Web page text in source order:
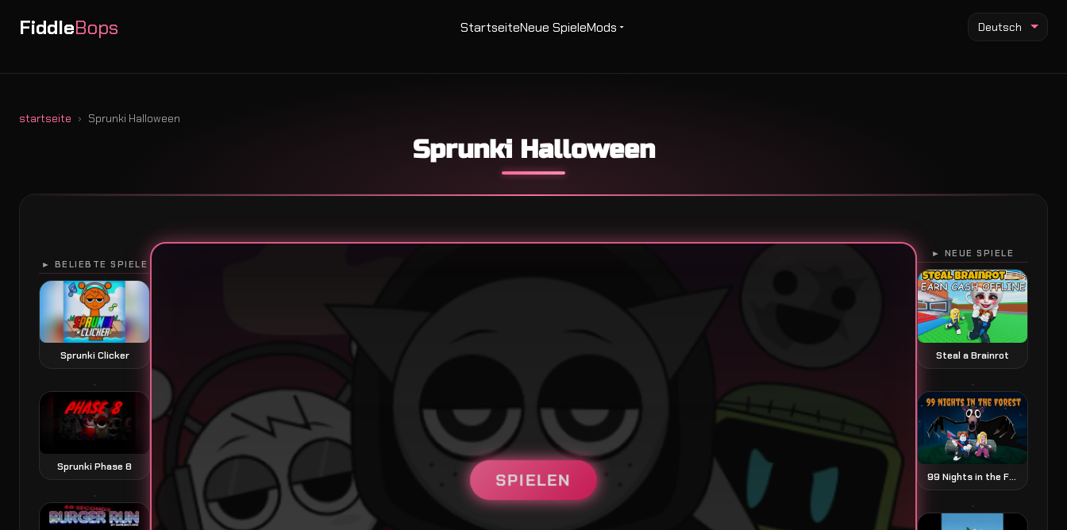
FiddleBops StartseiteNeue SpieleMods Deutsch
startseite Sprunki Halloween
Sprunki Halloween
► BELIEBTE SPIELE
Sprunki Clicker
Sprunki Phase 8
SPIELEN
► NEUE SPIELE
Steal a Brainrot
99 Nights in the Forest